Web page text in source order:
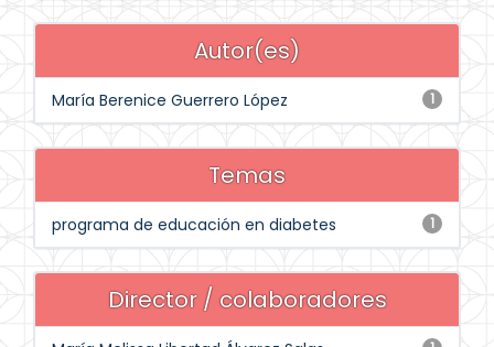
Autor(es)
1
María Berenice Guerrero López
Temas
1
programa de educación en diabetes
Director / colaboradores